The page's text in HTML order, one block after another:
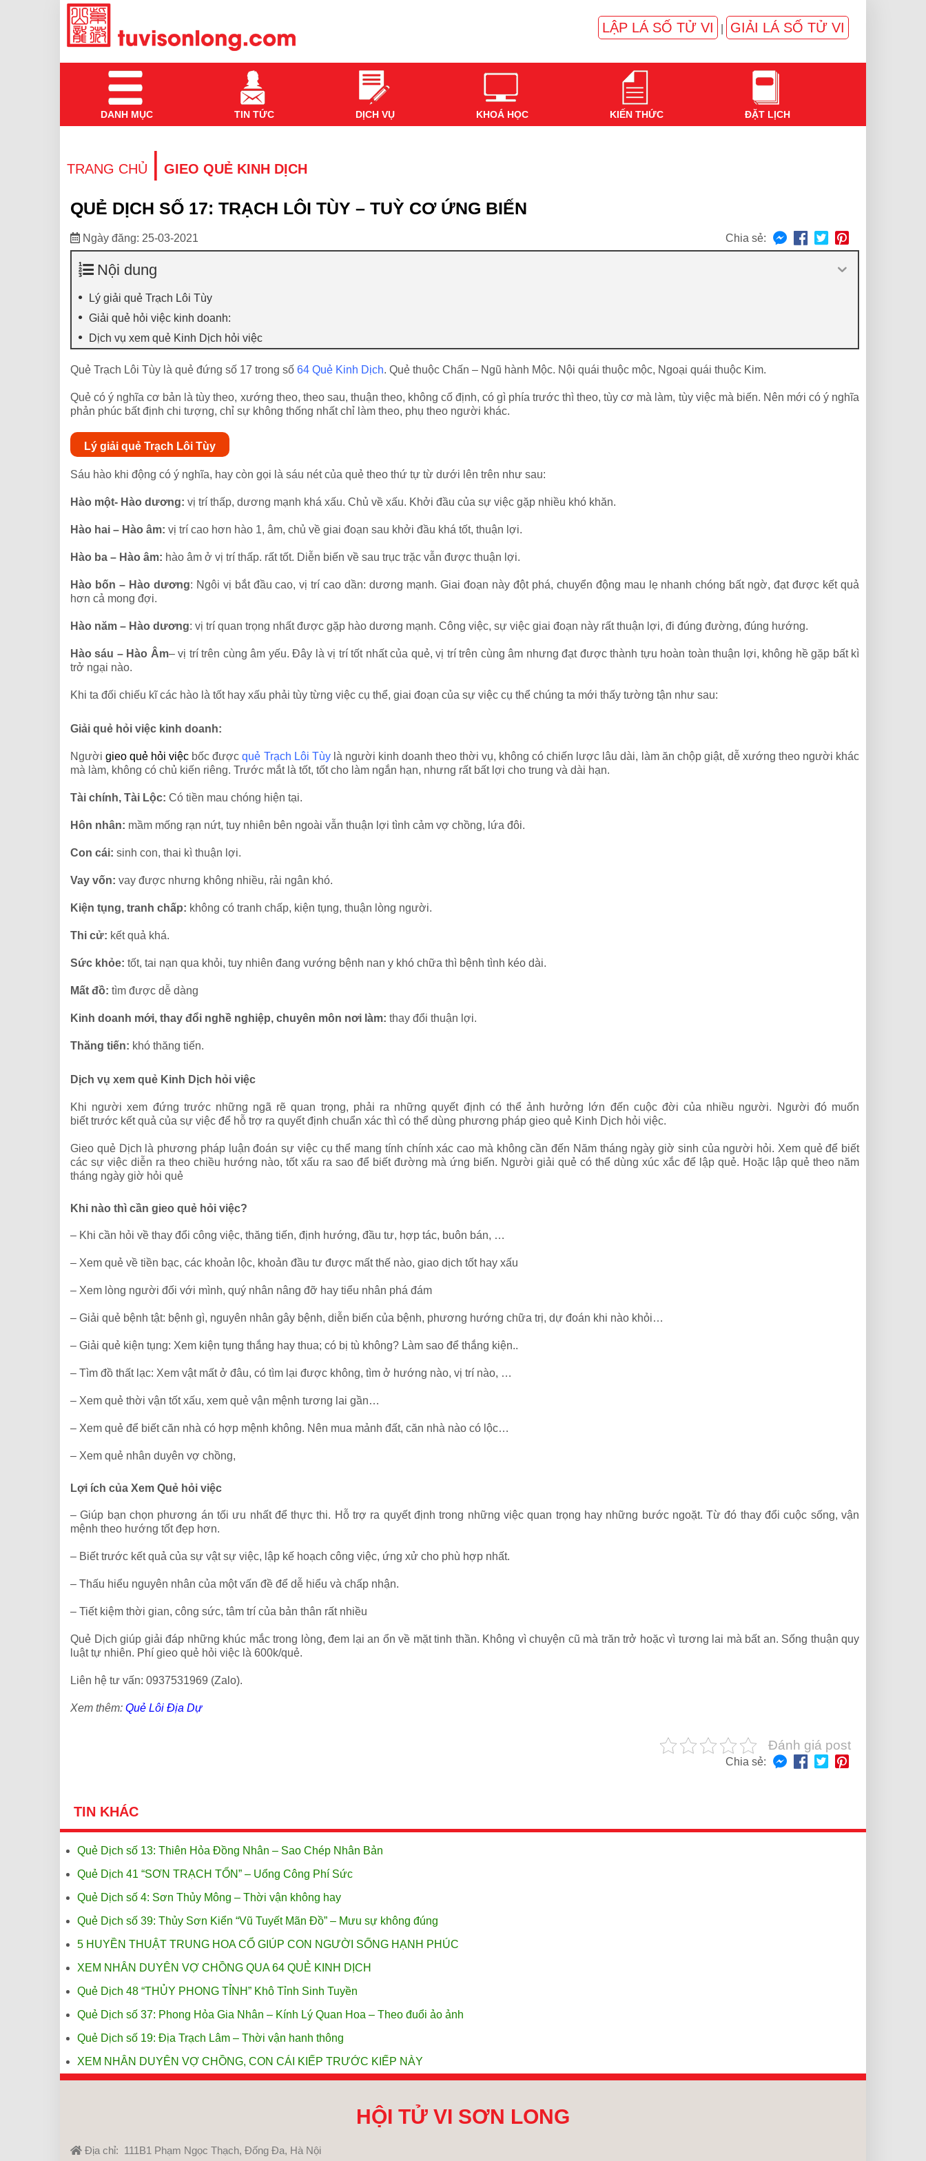
LẬP LÁ SỐ TỬ VI GIẢI LÁ SỐ TỬ VI
DANH MỤC TIN TỨC DỊCH VỤ KHOÁ HỌC KIẾN THỨC ĐẶT LỊCH
TRANG CHỦ | GIEO QUẺ KINH DỊCH
QUẺ DỊCH SỐ 17: TRẠCH LÔI TÙY – TUỲ CƠ ỨNG BIẾN
Ngày đăng: 25-03-2021 Chia sẻ:
Nội dung
Lý giải quẻ Trạch Lôi Tùy
Giải quẻ hỏi việc kinh doanh:
Dịch vụ xem quẻ Kinh Dịch hỏi việc
Quẻ Trạch Lôi Tùy là quẻ đứng số 17 trong số 64 Quẻ Kinh Dịch. Quẻ thuộc Chấn – Ngũ hành Mộc. Nội quái thuộc mộc, Ngoại quái thuộc Kim.
Quẻ có ý nghĩa cơ bản là tùy theo, xướng theo, theo sau, thuận theo, không cố định, có gì phía trước thì theo, tùy cơ mà làm, tùy việc mà biến. Nên mới có ý nghĩa
phản phúc bất định chi tượng, chỉ sự không thống nhất chỉ làm theo, phụ theo người khác.
Lý giải quẻ Trạch Lôi Tùy
Sáu hào khi động có ý nghĩa, hay còn gọi là sáu nét của quẻ theo thứ tự từ dưới lên trên như sau:
Hào một- Hào dương: vị trí thấp, dương mạnh khá xấu. Chủ về xấu. Khởi đầu của sự việc gặp nhiều khó khăn.
Hào hai – Hào âm: vị trí cao hơn hào 1, âm, chủ về giai đoạn sau khởi đầu khá tốt, thuận lợi.
Hào ba – Hào âm: hào âm ở vị trí thấp. rất tốt. Diễn biến về sau trục trặc vẫn được thuận lợi.
Hào bốn – Hào dương: Ngôi vị bắt đầu cao, vị trí cao dần: dương mạnh. Giai đoạn này đột phá, chuyển động mau lẹ nhanh chóng bất ngờ, đạt được kết quả
hơn cả mong đợi.
Hào năm – Hào dương: vị trí quan trọng nhất được gặp hào dương mạnh. Công việc, sự việc giai đoạn này rất thuận lợi, đi đúng đường, đúng hướng.
Hào sáu – Hào Âm– vị trí trên cùng âm yếu. Đây là vị trí tốt nhất của quẻ, vị trí trên cùng âm nhưng đạt được thành tựu hoàn toàn thuận lợi, không hề gặp bất kì
trở ngại nào.
Khi ta đối chiếu kĩ các hào là tốt hay xấu phải tùy từng việc cụ thể, giai đoạn của sự việc cụ thể chúng ta mới thấy tường tận như sau:
Giải quẻ hỏi việc kinh doanh:
Ngườigieo quẻ hỏi việc bốc đượcquẻ Trạch Lôi Tùylà người kinh doanh theo thời vụ, không có chiến lược lâu dài, làm ăn chộp giật, dễ xướng theo người khác
mà làm, không có chủ kiến riêng. Trước mắt là tốt, tốt cho làm ngắn hạn, nhưng rất bất lợi cho trung và dài hạn.
Tài chính, Tài Lộc: Có tiền mau chóng hiện tại.
Hôn nhân: mầm mống rạn nứt, tuy nhiên bên ngoài vẫn thuận lợi tình cảm vợ chồng, lứa đôi.
Con cái: sinh con, thai kì thuận lợi.
Vay vốn: vay được nhưng không nhiều, rải ngân khó.
Kiện tụng, tranh chấp: không có tranh chấp, kiện tụng, thuận lòng người.
Thi cử: kết quả khá.
Sức khỏe: tốt, tai nạn qua khỏi, tuy nhiên đang vướng bệnh nan y khó chữa thì bệnh tình kéo dài.
Mất đồ: tìm được dễ dàng
Kinh doanh mới, thay đổi nghề nghiệp, chuyên môn nơi làm: thay đổi thuận lợi.
Thăng tiến: khó thăng tiến.
Dịch vụ xem quẻ Kinh Dịch hỏi việc
Khi người xem đứng trước những ngã rẽ quan trọng, phải ra những quyết định có thể ảnh hưởng lớn đến cuộc đời của nhiều người. Người đó muốn
biết trước kết quả của sự việc để hỗ trợ ra quyết định chuẩn xác thì có thể dùng phương pháp gieo quẻ Kinh Dịch hỏi việc.
Gieo quẻ Dịch là phương pháp luận đoán sự việc cụ thể mang tính chính xác cao mà không cần đến Năm tháng ngày giờ sinh của người hỏi. Xem quẻ để biết
các sự việc diễn ra theo chiều hướng nào, tốt xấu ra sao để biết đường mà ứng biến. Người giải quẻ có thể dùng xúc xắc để lập quẻ. Hoặc lập quẻ theo năm
tháng ngày giờ hỏi quẻ
Khi nào thì cần gieo quẻ hỏi việc?
– Khi cần hỏi về thay đổi công việc, thăng tiến, định hướng, đầu tư, hợp tác, buôn bán, …
– Xem quẻ về tiền bạc, các khoản lộc, khoản đầu tư được mất thế nào, giao dịch tốt hay xấu
– Xem lòng người đối với mình, quý nhân nâng đỡ hay tiểu nhân phá đám
– Giải quẻ bệnh tật: bệnh gì, nguyên nhân gây bệnh, diễn biến của bệnh, phương hướng chữa trị, dự đoán khi nào khỏi…
– Giải quẻ kiện tụng: Xem kiện tụng thắng hay thua; có bị tù không? Làm sao để thắng kiện..
– Tìm đồ thất lạc: Xem vật mất ở đâu, có tìm lại được không, tìm ở hướng nào, vị trí nào, …
– Xem quẻ thời vận tốt xấu, xem quẻ vận mệnh tương lai gần…
– Xem quẻ để biết căn nhà có hợp mệnh không. Nên mua mảnh đất, căn nhà nào có lộc…
– Xem quẻ nhân duyên vợ chồng,
Lợi ích của Xem Quẻ hỏi việc
– Giúp bạn chọn phương án tối ưu nhất để thực thi. Hỗ trợ ra quyết định trong những việc quan trọng hay những bước ngoặt. Từ đó thay đổi cuộc sống, vận
mệnh theo hướng tốt đẹp hơn.
– Biết trước kết quả của sự vật sự việc, lập kế hoạch công việc, ứng xử cho phù hợp nhất.
– Thấu hiểu nguyên nhân của một vấn đề để dễ hiểu và chấp nhận.
– Tiết kiệm thời gian, công sức, tâm trí của bản thân rất nhiều
Quẻ Dịch giúp giải đáp những khúc mắc trong lòng, đem lại an ổn về mặt tinh thần. Không vì chuyện cũ mà trăn trở hoặc vì tương lai mà bất an. Sống thuận quy
luật tự nhiên. Phí gieo quẻ hỏi việc là 600k/quẻ.
Liên hệ tư vấn: 0937531969 (Zalo).
Xem thêm: Quẻ Lôi Địa Dự
Đánh giá post
Chia sẻ:
TIN KHÁC
Quẻ Dịch số 13: Thiên Hỏa Đồng Nhân – Sao Chép Nhân Bản
Quẻ Dịch 41 “SƠN TRẠCH TỔN” – Uổng Công Phí Sức
Quẻ Dịch số 4: Sơn Thủy Mông – Thời vận không hay
Quẻ Dịch số 39: Thủy Sơn Kiển “Vũ Tuyết Mãn Đồ” – Mưu sự không đúng
5 HUYỀN THUẬT TRUNG HOA CỔ GIÚP CON NGƯỜI SỐNG HẠNH PHÚC
XEM NHÂN DUYÊN VỢ CHỒNG QUA 64 QUẺ KINH DỊCH
Quẻ Dịch 48 “THỦY PHONG TỈNH” Khô Tỉnh Sinh Tuyền
Quẻ Dịch số 37: Phong Hỏa Gia Nhân – Kính Lý Quan Hoa – Theo đuổi ảo ảnh
Quẻ Dịch số 19: Địa Trạch Lâm – Thời vận hanh thông
XEM NHÂN DUYÊN VỢ CHỒNG, CON CÁI KIẾP TRƯỚC KIẾP NÀY
HỘI TỬ VI SƠN LONG
Địa chỉ: 111B1 Phạm Ngọc Thạch, Đống Đa, Hà Nội